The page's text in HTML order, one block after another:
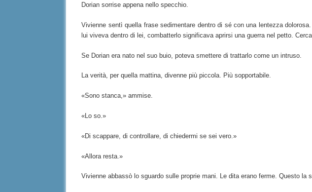
Dorian sorrise appena nello specchio.
Vivienne sentì quella frase sedimentare dentro di sé con una lentezza
lui viveva dentro di lei, combatterlo significava aprirsi una guerra nel petto.
Se Dorian era nato nel suo buio, poteva smettere di trattarlo come un intruso.
La verità, per quella mattina, divenne più piccola. Più sopportabile.
«Sono stanca,» ammise.
«Lo so.»
«Di scappare, di controllare, di chiedermi se sei vero.»
«Allora resta.»
Vivienne abbassò lo sguardo sulle proprie mani. Le dita erano ferme. Questo la